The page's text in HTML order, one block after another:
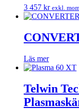
3 457 kr exkl.
Läs mer
Telwin